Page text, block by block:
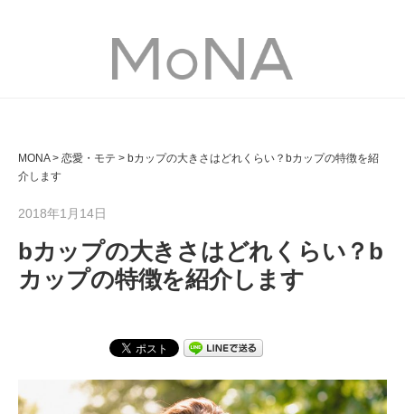
MONA
MONA> 恋愛・モテ > bカップの大きさはどれくらい？bカップの特徴を紹
介します
2018年1月14日
bカップの大きさはどれくらい？b
カップの特徴を紹介します